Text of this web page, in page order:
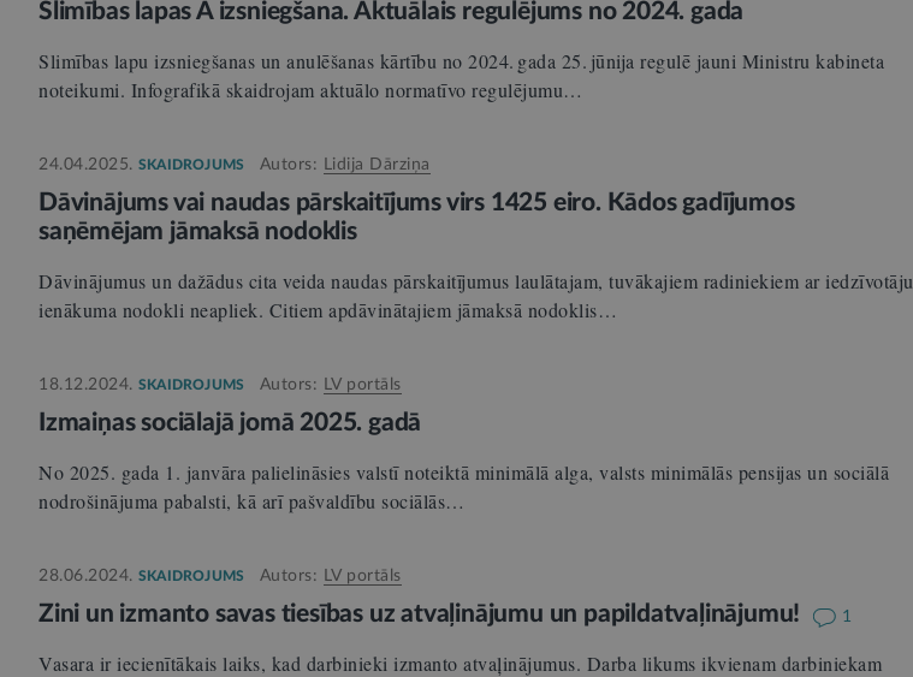
Slimības lapas A izsniegšana. Aktuālais regulējums no 2024. gada
Slimības lapu izsniegšanas un anulēšanas kārtību no 2024. gada 25. jūnija regulē jauni Ministru kabineta
noteikumi. Infografikā skaidrojam aktuālo normatīvo regulējumu…
24.04.2025. SKAIDROJUMS Autors: Lidija Dārziņa
Dāvinājums vai naudas pārskaitījums virs 1425 eiro. Kādos gadījumos
saņēmējam jāmaksā nodoklis
Dāvinājumus un dažādus cita veida naudas pārskaitījumus laulātajam, tuvākajiem radiniekiem ar iedzīvotāju
ienākuma nodokli neapliek. Citiem apdāvinātajiem jāmaksā nodoklis…
18.12.2024. SKAIDROJUMS Autors: LV portāls
Izmaiņas sociālajā jomā 2025. gadā
No 2025. gada 1. janvāra palielināsies valstī noteiktā minimālā alga, valsts minimālās pensijas un sociālā
nodrošinājuma pabalsti, kā arī pašvaldību sociālās…
28.06.2024. SKAIDROJUMS Autors: LV portāls
Zini un izmanto savas tiesības uz atvaļinājumu un papildatvaļinājumu! 1
Vasara ir iecienītākais laiks, kad darbinieki izmanto atvaļinājumus. Darba likums ikvienam darbiniekam